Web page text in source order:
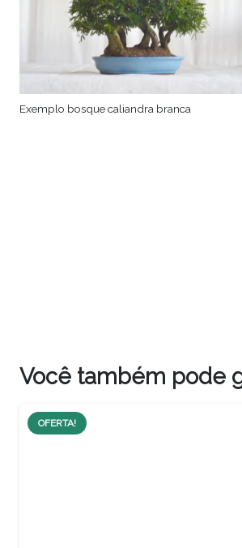
Exemplo bosque caliandra branca
Você também pode
OFERTA!